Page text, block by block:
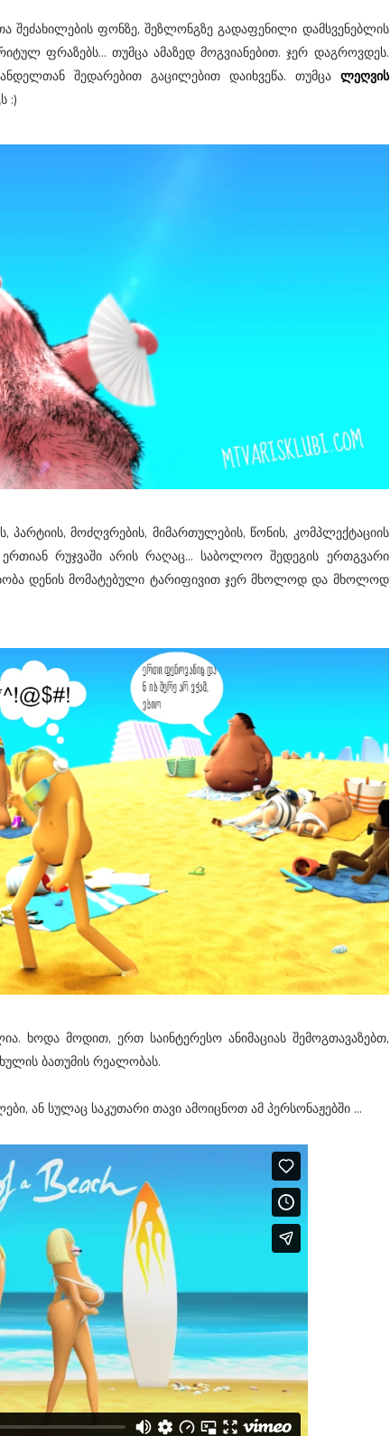
შეძახილების ფონზე, შეზლონგზე გადაფენილი დამსვენებლის
ფრაზებს... თუმცა ამაზედ მოგვიანებით. ჯერ დაგროვდეს.
შედარებით გაცილებით დაიხვეწა. თუმცა ლეღვის
:)
პარტიის, მოძღვრების, მიმართულების, წონის, კომპლექტაციის
რუჯვაში არის რაღაც... საბოლოო შედეგის ერთგვარი
დენის მომატებული ტარიფივით ჯერ მხოლოდ და მხოლოდ
ხოდა მოდით, ერთ საინტერესო ანიმაციას შემოგთავაზებთ,
ბათუმის რეალობას.
ან სულაც საკუთარი თავი ამოიცნოთ ამ პერსონაჟებში ...